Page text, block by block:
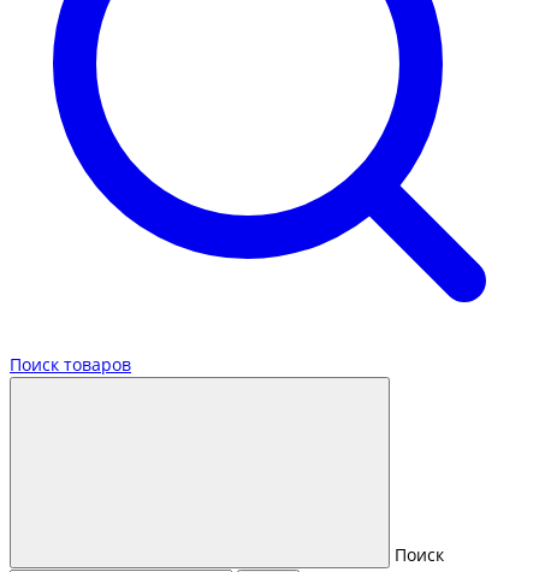
Поиск товаров
Поиск